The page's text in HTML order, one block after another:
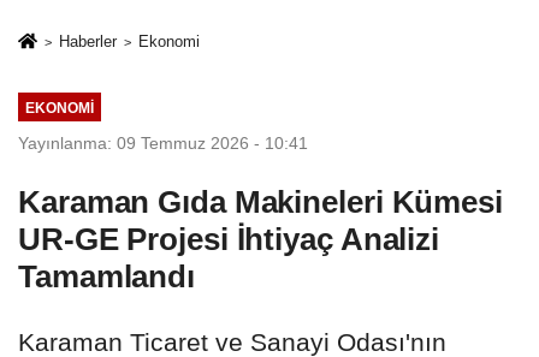
Haberler Ekonomi
EKONOMI
Yayınlanma: 09 Temmuz 2026 - 10:41
Karaman Gıda Makineleri Kümesi
UR-GE Projesi İhtiyaç Analizi
Tamamlandı
Karaman Ticaret ve Sanayi Odası'nın